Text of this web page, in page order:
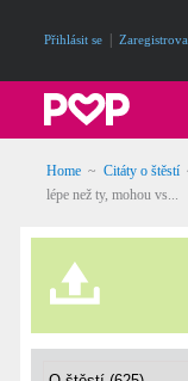
Přihlásit se
Home ~ Citáty o štěstí
lépe než ty, mohou vs...